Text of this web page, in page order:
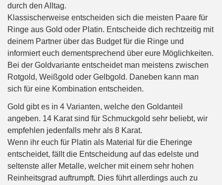
durch den Alltag.
Klassischerweise entscheiden sich die meisten Paare für
Ringe aus Gold oder Platin. Entscheide dich rechtzeitig mit
deinem Partner über das Budget für die Ringe und
informiert euch dementsprechend über eure Möglichkeiten.
Bei der Goldvariante entscheidet man meistens zwischen
Rotgold, Weißgold oder Gelbgold. Daneben kann man
sich für eine Kombination entscheiden.
Gold gibt es in 4 Varianten, welche den Goldanteil
angeben. 14 Karat sind für Schmuckgold sehr beliebt, wir
empfehlen jedenfalls mehr als 8 Karat.
Wenn ihr euch für Platin als Material für die Eheringe
entscheidet, fällt die Entscheidung auf das edelste und
seltenste aller Metalle, welcher mit einem sehr hohen
Reinheitsgrad auftrumpft. Dies führt allerdings auch zu